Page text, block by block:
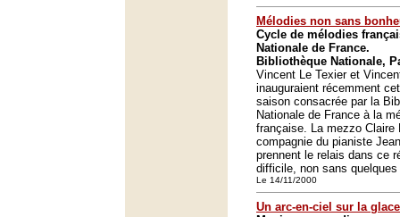
Mélodies non sans
Cycle de mélodies
Nationale de France.
Bibliothèque Nationale,
Vincent Le Texier et
inauguraient récemment
saison consacrée par la
Nationale de France à la
française. La mezzo Claire
compagnie du pianiste
prennent le relais dans ce
difficile, non sans
Le 14/11/2000
Un arc-en-ciel sur la glace